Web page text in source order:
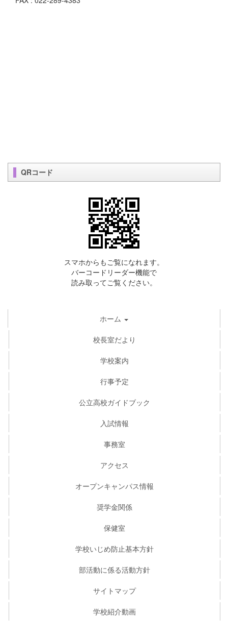
QRコード
スマホからもご覧になれます。
バーコードリーダー機能で
読み取ってご覧ください。
ホーム
校長室だより
学校案内
行事予定
公立高校ガイドブック
入試情報
事務室
アクセス
オープンキャンパス情報
奨学金関係
保健室
学校いじめ防止基本方針
部活動に係る活動方針
サイトマップ
学校紹介動画